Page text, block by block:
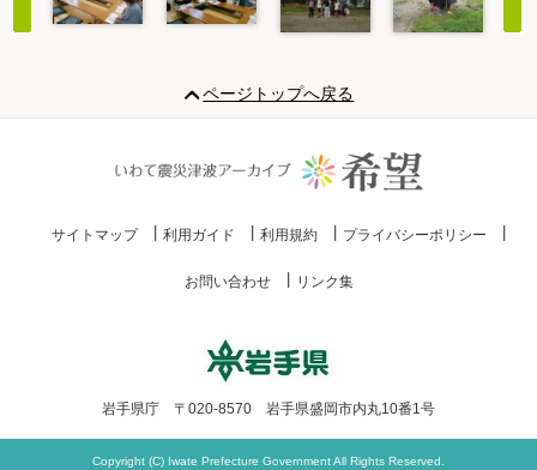
20
ページトップへ戻る
サイトマップ 利用ガイド 利用規約 プライバシーポリシー
お問い合わせ リンク集
岩手県庁 〒020-8570 岩手県盛岡市内丸10番1号
Copyright (C) Iwate Prefecture Government All Rights Reserved.